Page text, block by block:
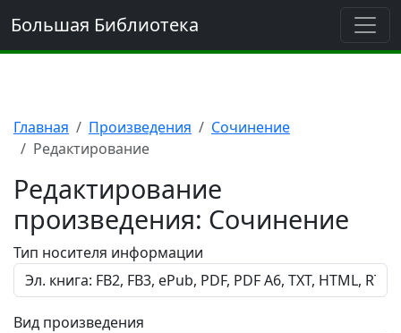
Большая Библиотека
Главная Произведения
Сочинение
Редактирование
Редактирование
произведения: Сочинение
Тип носителя информации
Вид произведения